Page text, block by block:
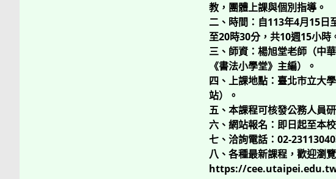
教，團體上課與個別指導。
二、時間：自113年4月15日
至20時30分，共10週15小時
三、師資：楊旭堂老師（中
《書法小學堂》主編）。
四、上課地點：臺北市立大
站）。
五、本課程可核發公務人員
六、網站報名：即日起至
七、洽詢電話：02-
八、各種最新課程，歡迎瀏
https://